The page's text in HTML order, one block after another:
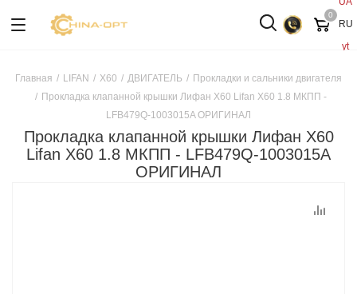
RU
yt
0
Главная / LIFAN / X60 / ДВИГАТЕЛЬ / Прокладки и сальники двигателя
/ Прокладка клапанной крышки Лифан Х60 Lifan X60 1.8 МКПП -
LFB479Q-1003015A ОРИГИНАЛ
Прокладка клапанной крышки Лифан Х60
Lifan X60 1.8 МКПП - LFB479Q-1003015A
ОРИГИНАЛ